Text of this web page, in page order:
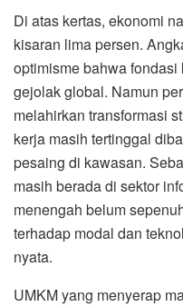
Di atas kertas, ekonomi
kisaran lima persen.
optimisme bahwa
gejolak global. Namun
melahirkan transformasi
kerja masih tertinggal
pesaing di kawasan.
masih berada di sektor
menengah belum
terhadap modal dan
nyata.
UMKM yang menyerap